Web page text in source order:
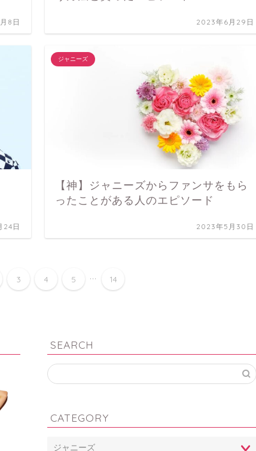
8日 2023年6月29日
24日
ジャニーズ
【神】ジャニーズからファンサをもら
ったことがある人のエピソード
2023年5月30日
3 4 5 ... 14
SEARCH
CATEGORY